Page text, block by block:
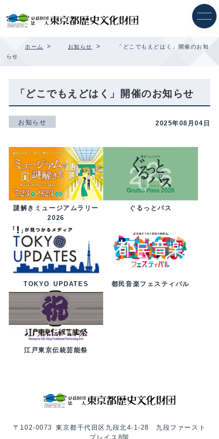
ホーム > お知らせ >
「どこでもえどはく」開催のお知
らせ
「どこでもえどはく」開催のお知らせ
お知らせ 2025年08月04日
謎解きミュージアムラリー
2026
ぐるっとパス
TOKYO UPDATES 都民音楽フェスティバル
江戸東京伝統芸能祭
〒102-0073 東京都千代田区九段北4-1-28 九段ファースト
プレイス8階